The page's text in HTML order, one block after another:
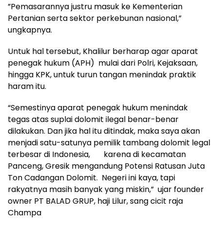
‎”Pemasarannya justru masuk ke Kementerian
Pertanian serta sektor perkebunan nasional,”
ungkapnya.
‎Untuk hal tersebut, Khalilur berharap agar aparat
penegak hukum (APH) mulai dari Polri, Kejaksaan,
hingga KPK, untuk turun tangan menindak praktik
haram itu.
‎“Semestinya aparat penegak hukum menindak
tegas atas suplai dolomit ilegal benar-benar
dilakukan. Dan jika hal itu ditindak, maka saya akan
menjadi satu-satunya pemilik tambang dolomit legal
terbesar di Indonesia, karena di kecamatan
Panceng, Gresik mengandung Potensi Ratusan Juta
Ton Cadangan Dolomit. Negeri ini kaya, tapi
rakyatnya masih banyak yang miskin,” ujar founder
owner PT BALAD GRUP, haji Lilur, sang cicit raja
Champa